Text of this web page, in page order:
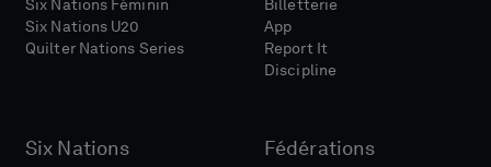
Six Nations Féminin
Six Nations U20
Quilter Nations Series
Billetterie
App
Report It
Discipline
Six Nations Fédérations